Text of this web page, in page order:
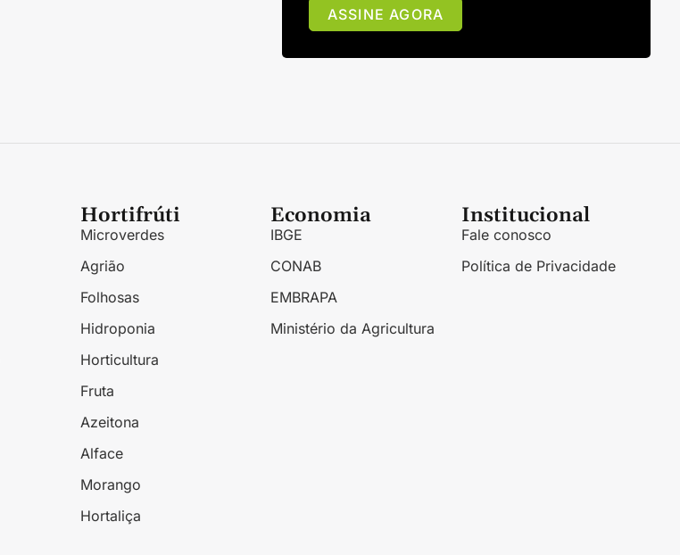
ASSINE AGORA
Hortifrúti
Microverdes
Agrião
Folhosas
Hidroponia
Horticultura
Fruta
Azeitona
Alface
Morango
Hortaliça
Economia
IBGE
CONAB
EMBRAPA
Ministério da Agricultura
Institucional
Fale conosco
Política de Privacidade